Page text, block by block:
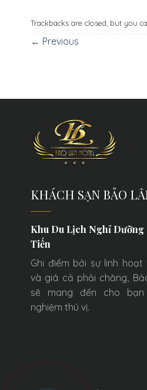
Trackbacks are closed, but you
← Previous
KHÁCH SẠN BẢO
Khu Du Lịch Nghỉ Dưỡng
Tiến
Ghi điểm bởi sự linh
và giá cả phải chăng,
sẽ mang đến cho
nghiệm thú vị.